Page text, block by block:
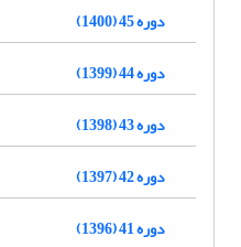
دوره 45 (1400)
دوره 44 (1399)
دوره 43 (1398)
دوره 42 (1397)
دوره 41 (1396)